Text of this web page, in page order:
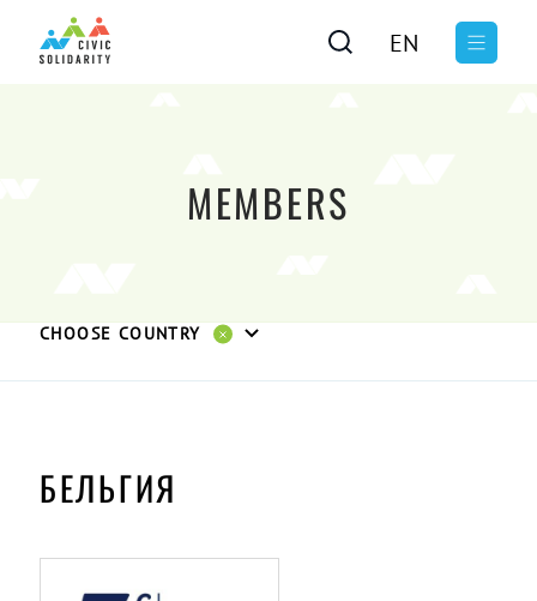
EN
MEMBERS
CHOOSE COUNTRY
БЕЛЬГИЯ